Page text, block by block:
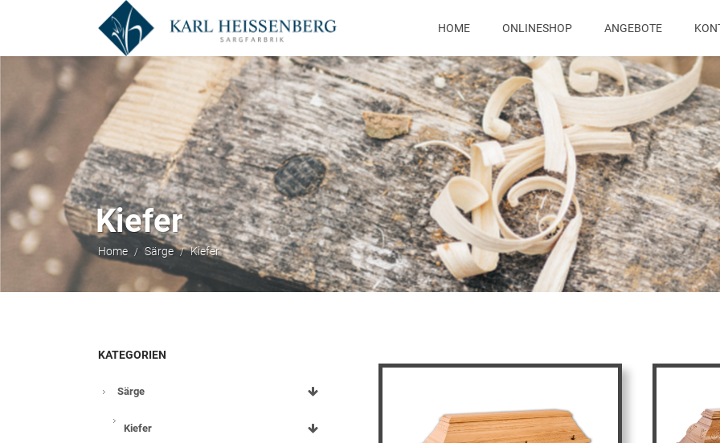
HOME ONLINESHOP ANGEBOTE
Kiefer
Home / Särge / Kiefer
KATEGORIEN
Särge
Kiefer